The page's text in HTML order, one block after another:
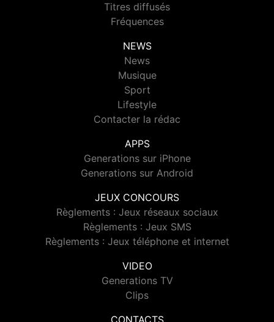
Titres diffusés
Fréquences
NEWS
News
Musique
Sport
Lifestyle
Contacter la rédac
APPS
Generations sur iPhone
Generations sur Android
JEUX CONCOURS
Règlements : Jeux réseaux sociaux
Règlements : Jeux SMS
Règlements : Jeux téléphone et internet
VIDEO
Generations TV
Clips